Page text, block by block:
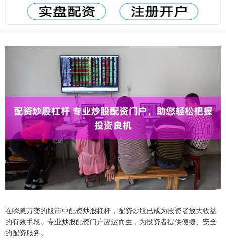
在瞬息万变的股市中配资炒股杠杆，配资炒股已成为投资者放大收益
的有效手段。专业炒股配资门户应运而生，为投资者提供便捷、安全
的配资服务。